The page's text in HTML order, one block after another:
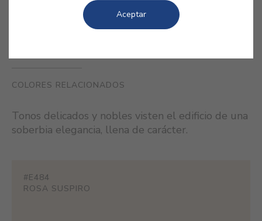
COLORES RELACIONADOS
Tonos delicados y nobles visten el edificio de una
soberbia elegancia, llena de carácter.
#E484
ROSA SUSPIRO
Aceptar